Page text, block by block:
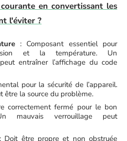
en convertissant les
l'éviter ?
: Composant essentiel pour
et la température. Un
entraîner l’affichage du code
pour la sécurité de l’appareil.
être la source du problème.
correctement fermé pour le bon
mauvais verrouillage peut
: Doit être propre et non obstruée